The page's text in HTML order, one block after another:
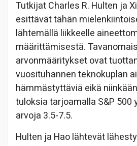
Tutkijat Charles R. Hulten ja
esittävät tähän
lähtemällä liikkeelle
määrittämisestä.
arvonmääritykset ovat
vuosituhannen teknokuplan
hämmästyttäviä eikä
tuloksia tarjoamalla S&P 500
arvoja 3.5-7.5.
Hulten ja Hao lähtevät